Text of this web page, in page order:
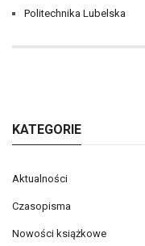
Politechnika Lubelska
KATEGORIE
Aktualności
Czasopisma
Nowości książkowe